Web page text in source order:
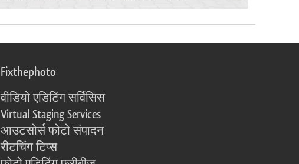
Fixthephoto
वीडियो एडिटिंग सर्विसिस
Virtual Staging Services
आउटसोर्स फोटो संपादन
रीटचिंग टिप्स